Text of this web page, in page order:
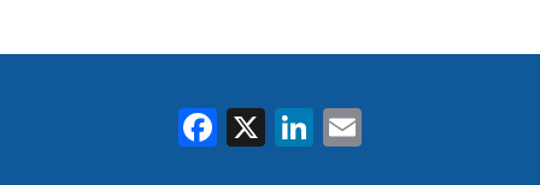
Fa
X
Li